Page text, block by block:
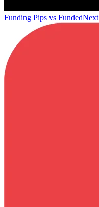
Funding Pips vs FundedNext